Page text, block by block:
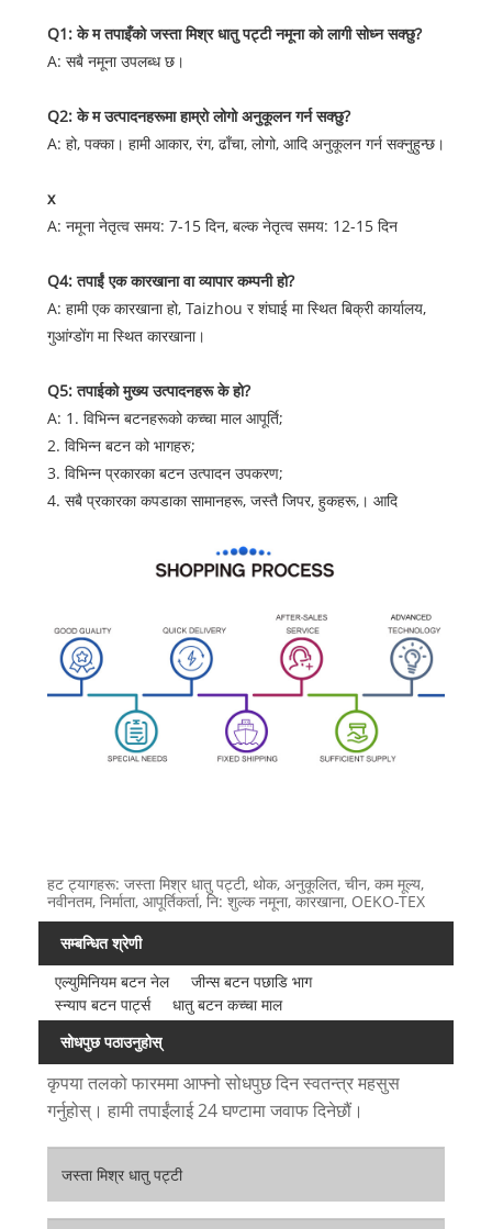
Q1: के म तपाइँको जस्ता मिश्र धातु पट्टी नमूना को लागी सोध्न सक्छु?
A: सबै नमूना उपलब्ध छ।
Q2: के म उत्पादनहरूमा हाम्रो लोगो अनुकूलन गर्न सक्छु?
A: हो, पक्का। हामी आकार, रंग, ढाँचा, लोगो, आदि अनुकूलन गर्न सक्नुहुन्छ।
x
A: नमूना नेतृत्व समय: 7-15 दिन, बल्क नेतृत्व समय: 12-15 दिन
Q4: तपाईं एक कारखाना वा व्यापार कम्पनी हो?
A: हामी एक कारखाना हो, Taizhou र शंघाई मा स्थित बिक्री कार्यालय,
गुआंग्डोंग मा स्थित कारखाना।
Q5: तपाईको मुख्य उत्पादनहरू के हो?
A: 1. विभिन्न बटनहरूको कच्चा माल आपूर्ति;
2. विभिन्न बटन को भागहरु;
3. विभिन्न प्रकारका बटन उत्पादन उपकरण;
4. सबै प्रकारका कपडाका सामानहरू, जस्तै जिपर, हुकहरू,। आदि
हट ट्यागहरू: जस्ता मिश्र धातु पट्टी, थोक, अनुकूलित, चीन, कम मूल्य,
नवीनतम, निर्माता, आपूर्तिकर्ता, नि: शुल्क नमूना, कारखाना, OEKO-TEX
सम्बन्धित श्रेणी
एल्युमिनियम बटन नेल
जीन्स बटन पछाडि भाग
स्न्याप बटन पार्ट्स
धातु बटन कच्चा माल
सोधपुछ पठाउनुहोस्
कृपया तलको फारममा आफ्नो सोधपुछ दिन स्वतन्त्र महसुस
गर्नुहोस्। हामी तपाईंलाई 24 घण्टामा जवाफ दिनेछौं।